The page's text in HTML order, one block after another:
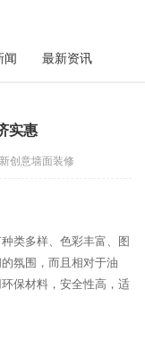
闻 最新资讯
实惠
创意墙面装修
类多样、色彩丰富、图
氛围，而且相对于油
保材料，安全性高，适